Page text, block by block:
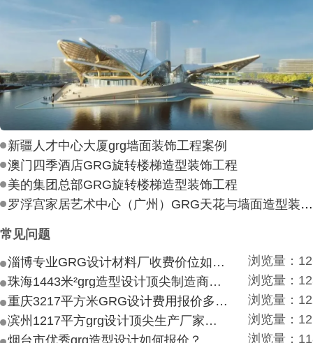
新疆人才中心大厦grg墙面装饰工程案例
澳门四季酒店GRG旋转楼梯造型装饰工程
美的集团总部GRG旋转楼梯造型装饰工程
罗浮宫家居艺术中心（广州）GRG天花与墙面造型装饰工程
常见问题
淄博专业GRG设计材料厂收费价位如何？
浏览量：
珠海1443米²grg造型设计顶尖制造商付费付费多少？
浏览量：
重庆3217平方米GRG设计费用报价多少？
浏览量：
滨州1217平方grg设计顶尖生产厂家价目如何？
浏览量：
烟台市优秀grg造型设计如何报价？
浏览量：